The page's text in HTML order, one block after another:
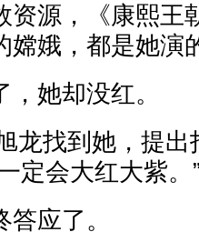
资源，《康熙王
嫦娥，都是她演
她却没红。
龙找到她，提出
定会大红大紫
应了。